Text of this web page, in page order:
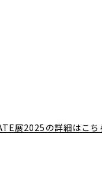
展2025の詳細はこち